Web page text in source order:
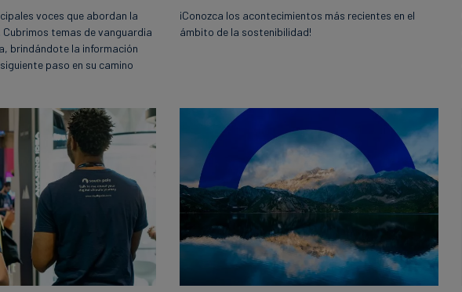
voces que abordan la
temas de vanguardia
brindándote la información
paso en su camino
¡Conozca los acontecimientos más recientes en el
ámbito de la sostenibilidad!